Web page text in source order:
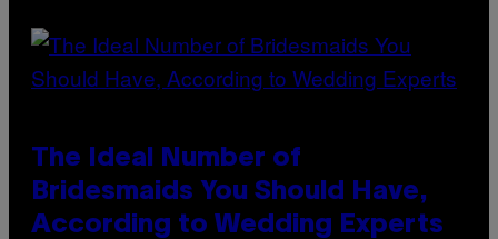
The Ideal Number of
Bridesmaids You Should Have,
According to Wedding Experts